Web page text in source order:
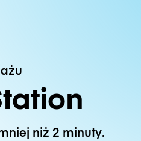
niż 2 minuty.